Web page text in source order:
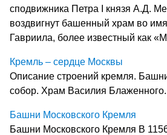
сподвижника Петра I князя А.Д.
воздвигнут башенный храм во
Гавриила, более известный как
Кремль – сердце Москвы
Описание строений кремля.
собор. Храм Василия Блаженного.
Башни Московского Кремля
Башни Московского Кремля В